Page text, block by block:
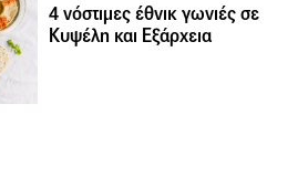
4 νόστιμες έθνικ γωνιές σε
Κυψέλη και Εξάρχεια